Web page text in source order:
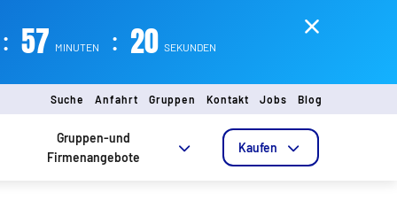
: 57 MINUTEN : 18 SEKUNDEN
Suche Anfahrt Gruppen Kontakt Jobs Blog
Gruppen-und
Firmenangebote
Kaufen